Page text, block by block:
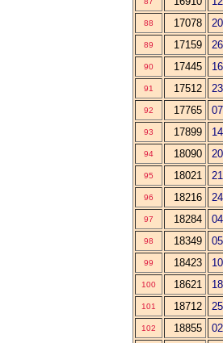
88 17078
89 17159
90 17445
91 17512
92 17765
93 17899
94 18090
95 18021
96 18216
97 18284
98 18349
99 18423
100 18621
101 18712
102 18855